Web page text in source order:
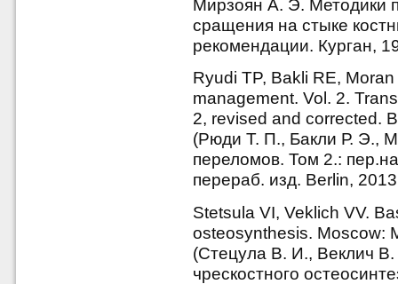
Мирзоян А. Э. Методики
сращения на стыке
рекомендации. Курган,
Ryudi TP, Bakli RE,
management. Vol. 2.
2, revised and corrected.
(Рюди Т. П., Бакли Р. Э.,
переломов. Том 2.:
перераб. изд. Berlin,
Stetsula VI, Veklich VV.
osteosynthesis. Moscow:
(Стецула В. И., Веклич
чрескостного